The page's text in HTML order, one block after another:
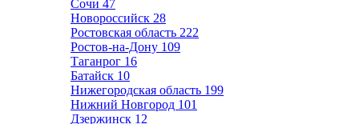
Сочи 47
Новороссийск 28
Ростовская область 222
Ростов-на-Дону 109
Таганрог 16
Батайск 10
Нижегородская область 199
Нижний Новгород 101
Дзержинск 12